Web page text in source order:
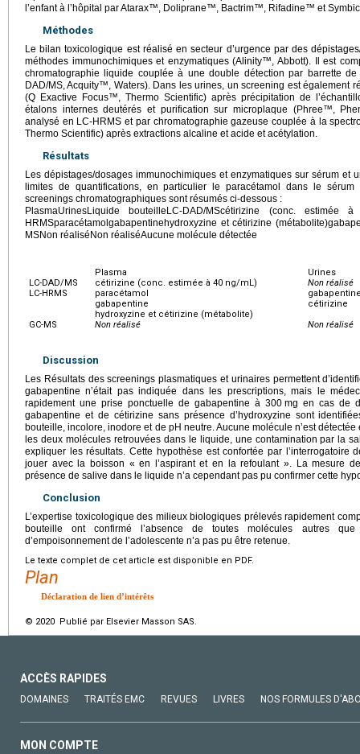
l’enfant à l’hôpital par Atarax™, Doliprane™, Bactrim™, Rifadine™ et
Méthodes
Le bilan toxicologique est réalisé en secteur d’urgence par des
méthodes immunochimiques et enzymatiques (Alinity™, Abbott). Il est
chromatographie liquide couplée à une double détection par barrette
DAD/MS, Acquity™, Waters). Dans les urines, un screening est également
(Q Exactive Focus™, Thermo Scientific) après précipitation de
étalons internes deutérés et purification sur microplaque (Phree™,
analysé en LC-HRMS et par chromatographie gazeuse couplée à la
Thermo Scientific) après extractions alcaline et acide et acétylation.
Résultats
Les dépistages/dosages immunochimiques et enzymatiques sur sérum et
limites de quantifications, en particulier le paracétamol dans le sérum
screenings chromatographiques sont résumés ci-dessous :
PlasmaUrinesLiquide bouteilleLC-DAD/MScétirizine (conc. estimée
HRMSparacétamolgabapentinehydroxyzine et cétirizine
MSNon réaliséNon réaliséAucune molécule détectée
Plasma
Urines
LC-DAD/MS
cétirizine (conc. estimée à 40 ng/mL)
Non réalisé
LC-HRMS
paracétamol
gabapentine
hydroxyzine et cétirizine (métabolite)
cétirizine
GC-MS
Non réalisé Non réalisé
Discussion
Les Résultats des screenings plasmatiques et urinaires permettent
gabapentine n’était pas indiquée dans les prescriptions, mais le
rapidement une prise ponctuelle de gabapentine à 300 mg en cas de
gabapentine et de cétirizine sans présence d’hydroxyzine sont
bouteille, incolore, inodore et de pH neutre. Aucune molécule n’est
les deux molécules retrouvées dans le liquide, une contamination par la
expliquer les résultats. Cette hypothèse est confortée par l’interrogatoire
jouer avec la boisson « en l’aspirant et en la refoulant ». La mesure
présence de salive dans le liquide n’a cependant pas pu confirmer cette
Conclusion
L’expertise toxicologique des milieux biologiques prélevés rapidement
bouteille ont confirmé l’absence de toutes molécules autres
d’empoisonnement de l’adolescente n’a pas pu être retenue.
Le texte complet de cet article est disponible en PDF.
Plan
Déclaration de lien d’intérêts
© 2020 Publié par Elsevier Masson SAS.
ACCÈS RAPIDES
DOMAINES TRAITÉS EMC REVUES LIVRES NOS FORMULES
MON COMPTE